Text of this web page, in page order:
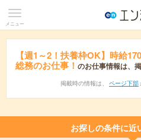
メニュー
【週1～2！扶養枠OK】時給
総務のお仕事！ のお仕事情報は、
掲載時の情報は、 ページ下部
お探しの条件に近